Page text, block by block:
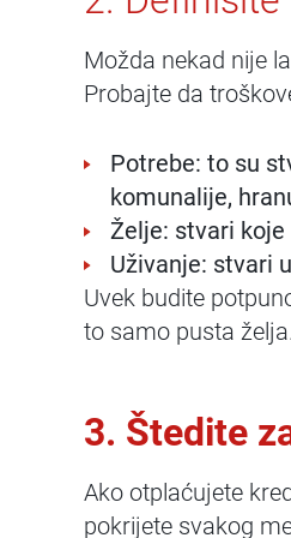
Možda nekad nije
Probajte da
Potrebe: to su
komunalije,
Želje: stvari
Uživanje: stvari
Uvek budite
to samo pusta
3. Štedite
Ako otplaćujete
pokrijete svakog